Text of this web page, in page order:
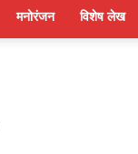
मनोरंजन विशेष लेख